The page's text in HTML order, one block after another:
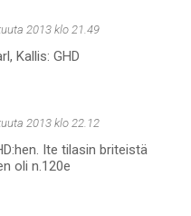
2013 klo 21.49
Kallis: GHD
2013 klo 22.12
Ite tilasin briteistä
oli n.120e